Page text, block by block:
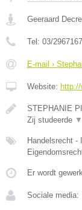
Geeraard
Tel: 03/2967167
E-mail ›
Website:
STEPHANIE
Zij studeerde ▼
Handelsrecht -
Er wordt
Sociale media: